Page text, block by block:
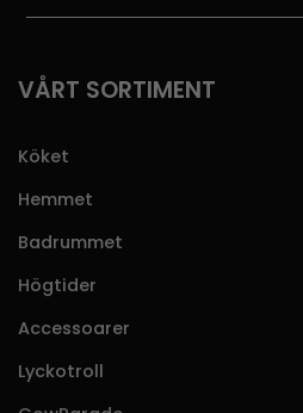
VÅRT SORTIMENT
Köket
Hemmet
Badrummet
Högtider
Accessoarer
Lyckotroll